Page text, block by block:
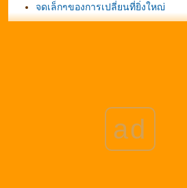
จุดเล็กๆของการเปลี่ยนที่ยิ่งใหญ่
เสียง"สะท้อน" กฎแห่งชีวิต
รวบรวมเพลงเกี่ยวกับพ่อหลวง
ad